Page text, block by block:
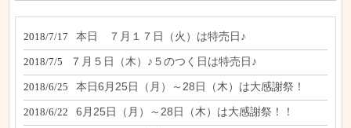
2018/7/17 本日 ７月１７日（火）は特売日♪
2018/7/5 ７月５日（木）♪５のつく日は特売日♪
2018/6/25 本日6月25日（月）～28日（木）は大感謝祭！
2018/6/22 6月25日（月）～28日（木）は大感謝祭！！